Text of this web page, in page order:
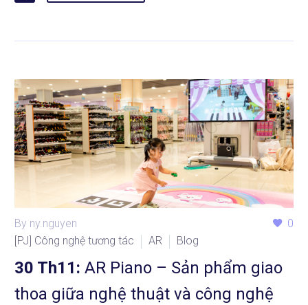
0
By ny.nguyen
[PJ] Công nghệ tương tác
AR Blog
30 Th11: AR Piano – Sản phẩm giao
thoa giữa nghệ thuật và công nghệ